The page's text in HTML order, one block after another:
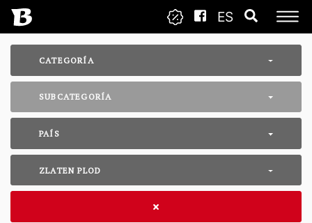
ES
CATEGORÍA
SUBCATEGORÍA
PAÍS
ZLATEN PLOD